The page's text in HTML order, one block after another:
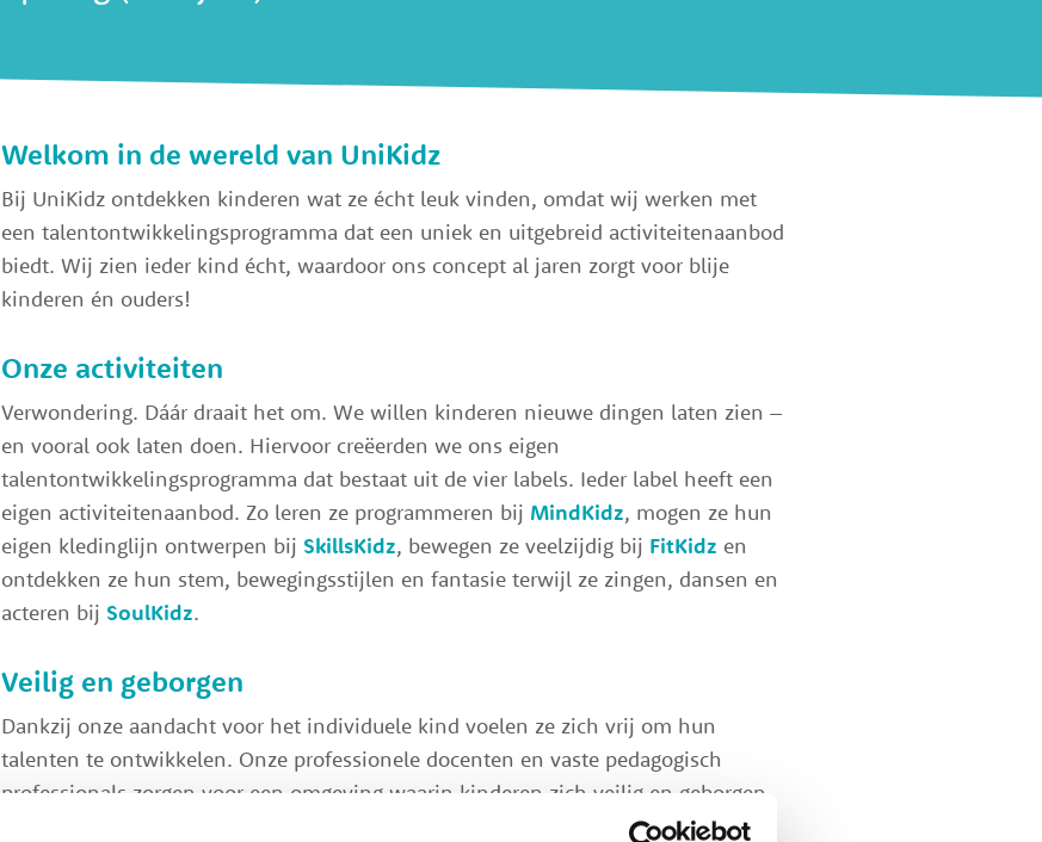
Welkom in de wereld van UniKidz
Bij UniKidz ontdekken kinderen wat ze écht leuk vinden, omdat wij werken met
een talentontwikkelingsprogramma dat een uniek en uitgebreid activiteitenaanbod
biedt. Wij zien ieder kind écht, waardoor ons concept al jaren zorgt voor blije
kinderen én ouders!
Onze activiteiten
Verwondering. Dáár draait het om. We willen kinderen nieuwe dingen laten zien –
en vooral ook laten doen. Hiervoor creëerden we ons eigen
talentontwikkelingsprogramma dat bestaat uit de vier labels. Ieder label heeft een
eigen activiteitenaanbod. Zo leren ze programmeren bij MindKidz, mogen ze hun
eigen kledinglijn ontwerpen bij SkillsKidz, bewegen ze veelzijdig bij FitKidz en
ontdekken ze hun stem, bewegingsstijlen en fantasie terwijl ze zingen, dansen en
acteren bij SoulKidz.
Veilig en geborgen
Dankzij onze aandacht voor het individuele kind voelen ze zich vrij om hun
talenten te ontwikkelen. Onze professionele docenten en vaste pedagogisch
professionals zorgen voor een omgeving waarin kinderen zich veilig en geborgen